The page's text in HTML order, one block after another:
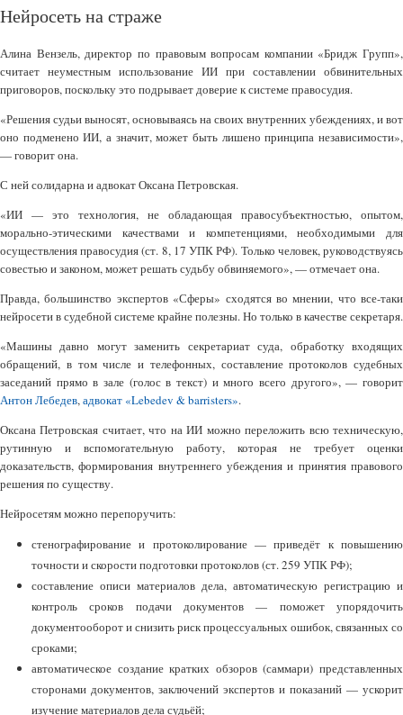
Нейросеть на страже
Алина Вензель, директор по правовым вопросам компании «Бридж Групп»,
считает неуместным использование ИИ при составлении обвинительных
приговоров, поскольку это подрывает доверие к системе правосудия.
«Решения судьи выносят, основываясь на своих внутренних убеждениях, и вот
оно подменено ИИ, а значит, может быть лишено принципа независимости»,
— говорит она.
С ней солидарна и адвокат Оксана Петровская.
«ИИ — это технология, не обладающая правосубъектностью, опытом,
морально-этическими качествами и компетенциями, необходимыми для
осуществления правосудия (ст. 8, 17 УПК РФ). Только человек, руководствуясь
совестью и законом, может решать судьбу обвиняемого», — отмечает она.
Правда, большинство экспертов «Сферы» сходятся во мнении, что все-таки
нейросети в судебной системе крайне полезны. Но только в качестве секретаря.
«Машины давно могут заменить секретариат суда, обработку входящих
обращений, в том числе и телефонных, составление протоколов судебных
заседаний прямо в зале (голос в текст) и много всего другого», — говорит
Антон Лебедев,адвокат «Lebedev & barristers».
Оксана Петровская считает, что на ИИ можно переложить всю техническую,
рутинную и вспомогательную работу, которая не требует оценки
доказательств, формирования внутреннего убеждения и принятия правового
решения по существу.
Нейросетям можно перепоручить:
стенографирование и протоколирование — приведёт к повышению
точности и скорости подготовки протоколов (ст. 259 УПК РФ);
составление описи материалов дела, автоматическую регистрацию и
контроль сроков подачи документов — поможет упорядочить
документооборот и снизить риск процессуальных ошибок, связанных со
сроками;
автоматическое создание кратких обзоров (саммари) представленных
сторонами документов, заключений экспертов и показаний — ускорит
изучение материалов дела судьёй;